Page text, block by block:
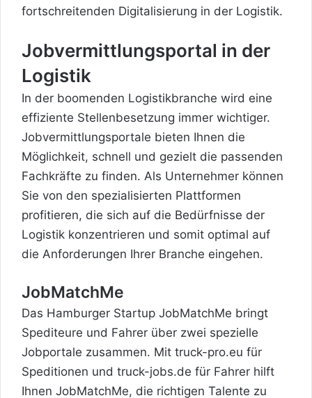
fortschreitenden Digitalisierung in der Logistik.
Jobvermittlungsportal in der
Logistik
In der boomenden Logistikbranche wird eine
effiziente Stellenbesetzung immer wichtiger.
Jobvermittlungsportale bieten Ihnen die
Möglichkeit, schnell und gezielt die passenden
Fachkräfte zu finden. Als Unternehmer können
Sie von den spezialisierten Plattformen
profitieren, die sich auf die Bedürfnisse der
Logistik konzentrieren und somit optimal auf
die Anforderungen Ihrer Branche eingehen.
JobMatchMe
Das Hamburger Startup JobMatchMe bringt
Spediteure und Fahrer über zwei spezielle
Jobportale zusammen. Mit truck-pro.eu für
Speditionen und truck-jobs.de für Fahrer hilft
Ihnen JobMatchMe, die richtigen Talente zu